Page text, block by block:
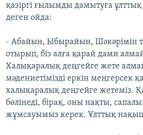
қазіргі ғылымды дамытуға
деген ойда:
- Абайын, Ыбырайын, Шәкәрімін
отырып, біз алға қарай дами
Халықаралық деңгейге жете
мәдениетімізді еркін меңгерсек
халықаралық деңгейге жетеміз.
бөлінеді, бірақ, оны нақты,
жұмсауымыз керек. Ұлттық